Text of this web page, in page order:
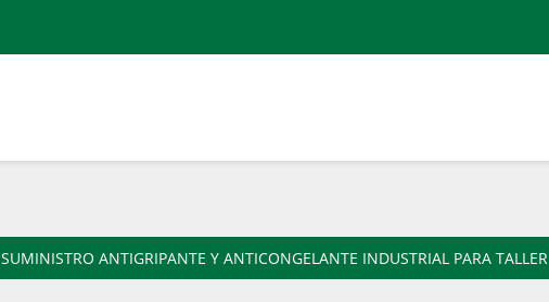
SUMINISTRO ANTIGRIPANTE Y ANTICONGELANTE INDUSTRIAL PARA TALLER